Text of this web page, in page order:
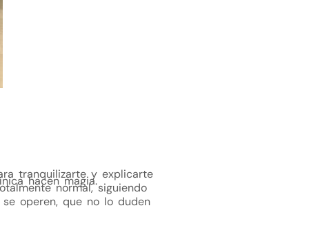
tranquilizarte y explicarte
hacen magia.
normal, siguiendo
operen, que no lo duden